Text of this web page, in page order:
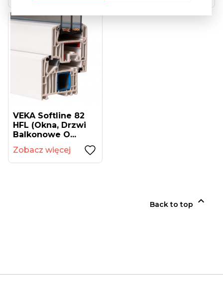
VEKA Softline 82
HFL (okna, Drzwi
Balkonowe O...
Zobacz więcej
Back to top 